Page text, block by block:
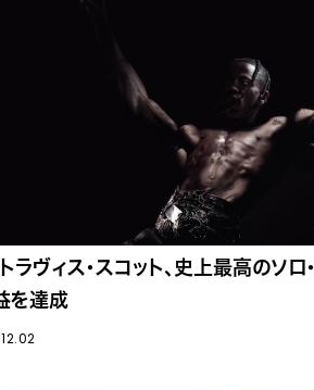
ヴィス・スコット、史上最高のソロ・
を達成